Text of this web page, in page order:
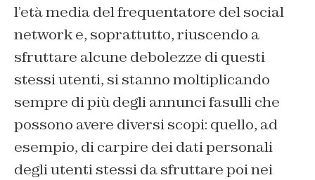
l’età media del frequentatore del social
network e, soprattutto, riuscendo a
sfruttare alcune debolezze di questi
stessi utenti, si stanno moltiplicando
sempre di più degli annunci fasulli che
possono avere diversi scopi: quello, ad
esempio, di carpire dei dati personali
degli utenti stessi da sfruttare poi nei